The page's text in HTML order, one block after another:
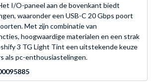
I/O-paneel aan de bovenkant biedt
waaronder een USB-C 20 Gbps poort
Met zijn combinatie van
hoogwaardige materialen en een strak
3 TG Light Tint een uitstekende keuze
als pc-enthousiastelingen.